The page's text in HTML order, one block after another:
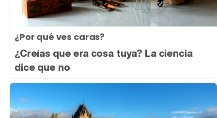
¿Por qué ves caras?
¿Creías que era cosa tuya? La ciencia
dice que no